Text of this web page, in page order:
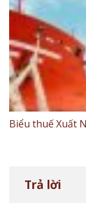
Biểu thuế Xuất
Trả lời